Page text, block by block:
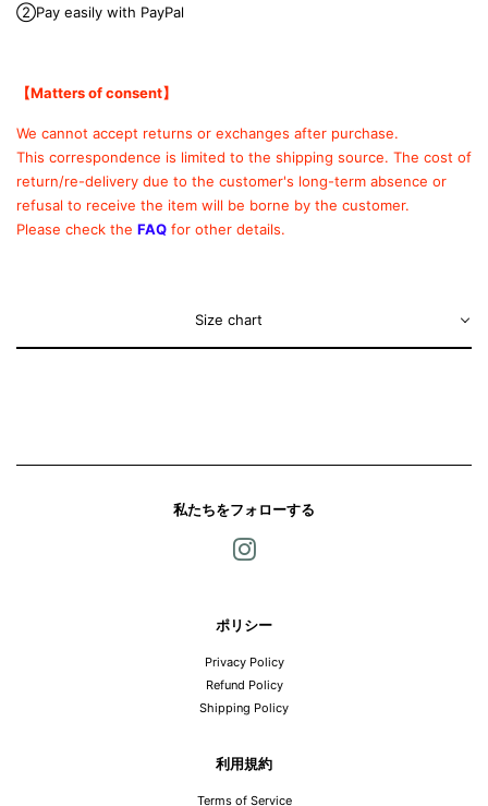
②Pay easily with PayPal
【Matters of consent】
We cannot accept returns or exchanges after purchase.
This correspondence is limited to the shipping source. The cost of
return/re-delivery due to the customer's long-term absence or
refusal to receive the item will be borne by the customer.
Please check the FAQ for other details.
Size chart
私たちをフォローする
ポリシー
Privacy Policy
Refund Policy
Shipping Policy
利用規約
Terms of Service